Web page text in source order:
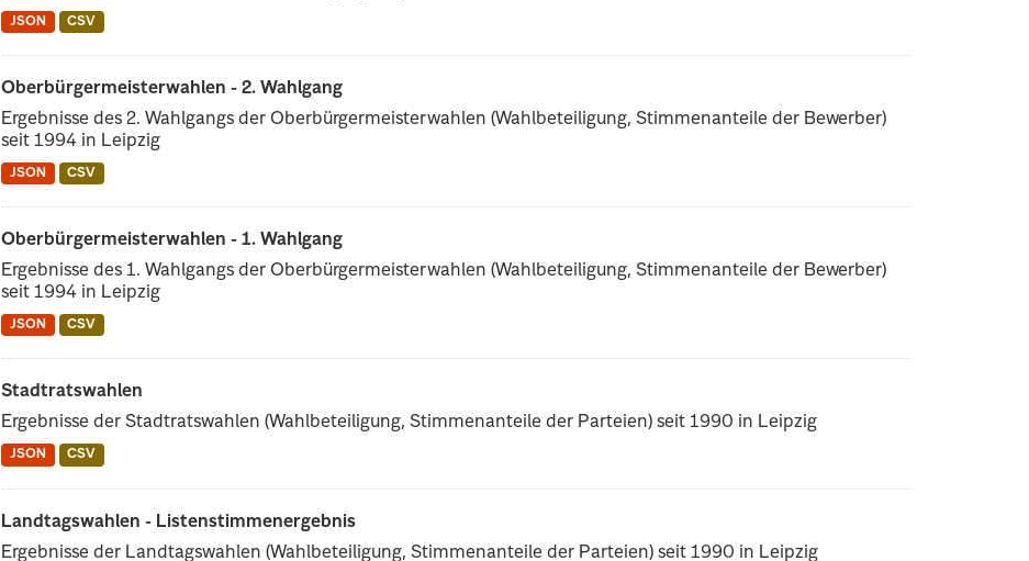
JSON CSV
Oberbürgermeisterwahlen - 2. Wahlgang
Ergebnisse des 2. Wahlgangs der Oberbürgermeisterwahlen (Wahlbeteiligung, Stimmenanteile der Bewerber)
seit 1994 in Leipzig
JSON CSV
Oberbürgermeisterwahlen - 1. Wahlgang
Ergebnisse des 1. Wahlgangs der Oberbürgermeisterwahlen (Wahlbeteiligung, Stimmenanteile der Bewerber)
seit 1994 in Leipzig
JSON CSV
Stadtratswahlen
Ergebnisse der Stadtratswahlen (Wahlbeteiligung, Stimmenanteile der Parteien) seit 1990 in Leipzig
JSON CSV
Landtagswahlen - Listenstimmenergebnis
Ergebnisse der Landtagswahlen (Wahlbeteiligung, Stimmenanteile der Parteien) seit 1990 in Leipzig